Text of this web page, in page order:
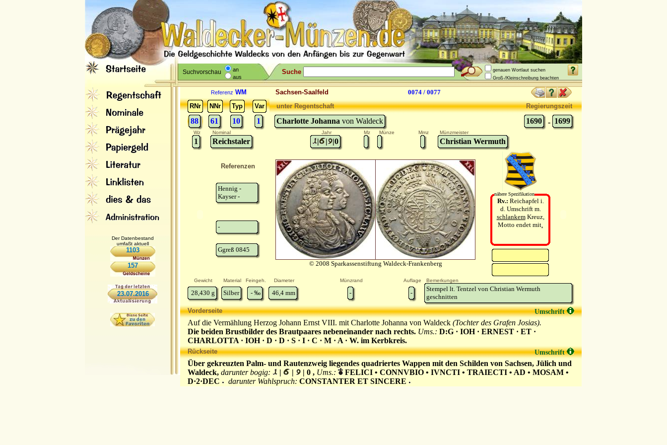
Suchvorschau
an
aus
Suche
genauen Wortlaut suchen
Groß-/Kleinschreibung beachten
Der Datenbestand
umfaßt aktuell
1103
157
23.07.2016
Referenz WM Sachsen-Saalfeld
0074 / 0077
RNr
NNr Typ Var
88 61 10 1
unter Regentschaft Regierungszeit
Charlotte Johanna von Waldeck 1690 - 1699
Wz Nominal Jahr Mz Münze Mmz Münzmeister
1 Reichstaler | | |0 Christian Wermuth
Referenzen
Hennig -
Kayser -
-
Ggreß 0845
© 2008 Sparkassenstiftung Waldeck-Frankenberg
nähere Spezifikation
Rv.: Reichapfel i.
d. Umschrift m.
schlankemKreuz,
Motto endet mit.
Gewicht Material Feingeh. Diameter Münzrand Auflage Bemerkungen
28,430 g Silber - ‰ 46,4 mm - -
Stempel lt. Tentzel von Christian Wermuth
geschnitten
Umschrift
Vorderseite
Auf die Vermählung Herzog Johann Ernst VIII. mit Charlotte Johanna von Waldeck (Tochter des Grafen Josias).
Die beiden Brustbilder des Brautpaares nebeneinander nach rechts. Ums.: D:G · IOH · ERNEST · ET ·
CHARLOTTA · IOH · D · D · S · I · C · M · A · W. im Kerbkreis.
Umschrift
Rückseite
Über gekreuzten Palm- und Rautenzweig liegendes quadriertes Wappen mit den Schilden von Sachsen, Jülich und
Waldeck, darunter bogig: | | | 0 , Ums.:
FELICI • CONNVBIO • IVNCTI • TRAIECTI • AD • MOSAM •
D·2·DEC
darunter Wahlspruch: CONSTANTER ET SINCERE